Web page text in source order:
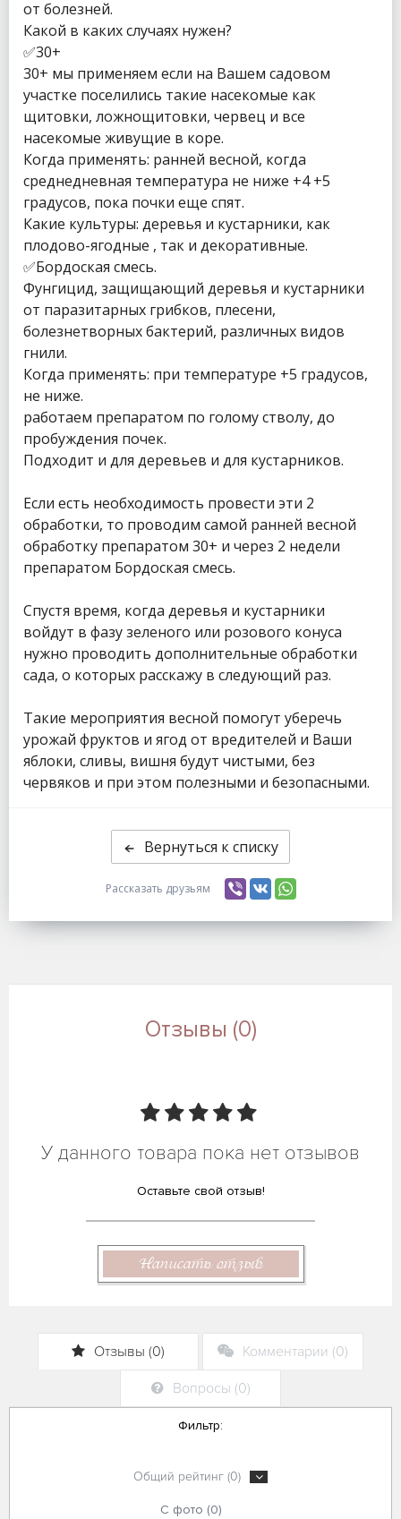
от болезней.
Какой в каких случаях нужен?
✅30+
30+ мы применяем если на Вашем садовом
участке поселились такие насекомые как
щитовки, ложнощитовки, червец и все
насекомые живущие в коре.
Когда применять: ранней весной, когда
среднедневная температура не ниже +4 +5
градусов, пока почки еще спят.
Какие культуры: деревья и кустарники, как
плодово-ягодные , так и декоративные.
✅Бордоская смесь.
Фунгицид, защищающий деревья и кустарники
от паразитарных грибков, плесени,
болезнетворных бактерий, различных видов
гнили.
Когда применять: при температуре +5 градусов,
не ниже.
работаем препаратом по голому стволу, до
пробуждения почек.
Подходит и для деревьев и для кустарников.
Если есть необходимость провести эти 2
обработки, то проводим самой ранней весной
обработку препаратом 30+ и через 2 недели
препаратом Бордоская смесь.
Спустя время, когда деревья и кустарники
войдут в фазу зеленого или розового конуса
нужно проводить дополнительные обработки
сада, о которых расскажу в следующий раз.
Такие мероприятия весной помогут уберечь
урожай фруктов и ягод от вредителей и Ваши
яблоки, сливы, вишня будут чистыми, без
червяков и при этом полезными и безопасными.
Вернуться к списку
Рассказать друзьям
Отзывы (0)
У данного товара пока нет отзывов
Оставьте свой отзыв!
Написать отзыв
Отзывы (0) Комментарии (0)
Вопросы (0)
Фильтр:
Общий рейтинг (0)
С фото (0)